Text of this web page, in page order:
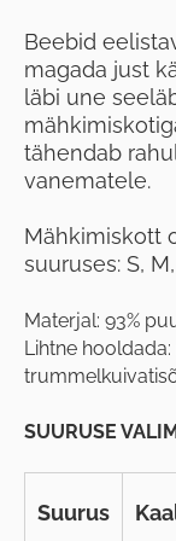
Beebid
magada just
läbi une
tähendab
vanematele.
Mähkimiskott
suuruses: S,
Materjal: 93%
Lihtne
SUURUSE
Suurus